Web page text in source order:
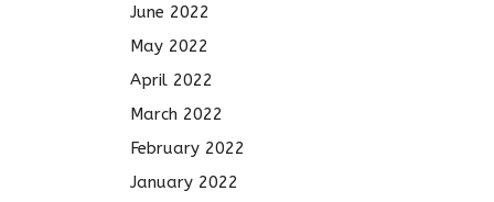
June 2022
May 2022
April 2022
March 2022
February 2022
January 2022